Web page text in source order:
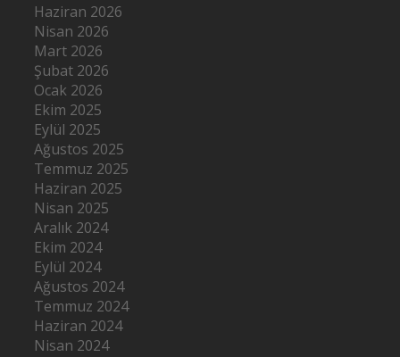
Haziran 2026
Nisan 2026
Mart 2026
Şubat 2026
Ocak 2026
Ekim 2025
Eylül 2025
Ağustos 2025
Temmuz 2025
Haziran 2025
Nisan 2025
Aralık 2024
Ekim 2024
Eylül 2024
Ağustos 2024
Temmuz 2024
Haziran 2024
Nisan 2024